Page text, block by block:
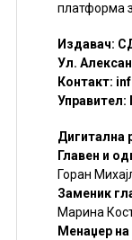
платформа
Издавач:
Ул.
Контакт:
Управител:
Дигитална
Главен и
Горан
Заменик
Марина
Менаџер